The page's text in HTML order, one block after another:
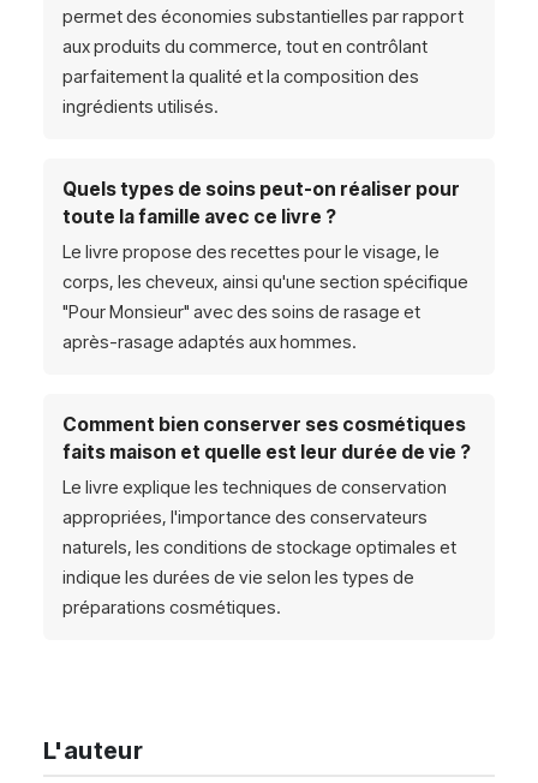
permet des économies substantielles par rapport
aux produits du commerce, tout en contrôlant
parfaitement la qualité et la composition des
ingrédients utilisés.
Quels types de soins peut-on réaliser pour
toute la famille avec ce livre ?
Le livre propose des recettes pour le visage, le
corps, les cheveux, ainsi qu'une section spécifique
"Pour Monsieur" avec des soins de rasage et
après-rasage adaptés aux hommes.
Comment bien conserver ses cosmétiques
faits maison et quelle est leur durée de vie ?
Le livre explique les techniques de conservation
appropriées, l'importance des conservateurs
naturels, les conditions de stockage optimales et
indique les durées de vie selon les types de
préparations cosmétiques.
L'auteur